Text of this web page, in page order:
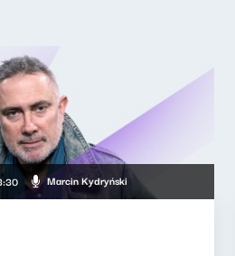
Marcin Kydryński